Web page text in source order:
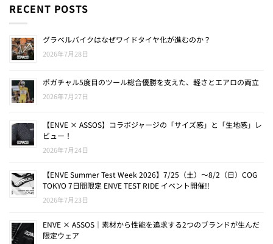
RECENT POSTS
グラベルバイクはなぜワイドタイヤ化が進むのか？
2026年7月28日
ポガチャル5度目のツール総合優勝を支えた、軽さとエアロの両立
2026年7月27日
【ENVE × ASSOS】コラボジャージの「サイズ感」と「生地感」レ
ビュー！
2026年7月24日
【ENVE Summer Test Week 2026】7/25（土）〜8/2（日）COG
TOKYO 7日間限定 ENVE TEST RIDE イベント開催!!
2026年7月23日
ENVE × ASSOS｜素材から性能を追求する2つのブランドが生んだ
限定ウェア